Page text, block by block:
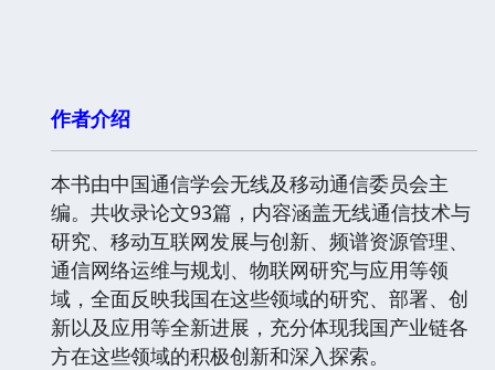
作者介绍
本书由中国通信学会无线及移动通信委员会主
编。共收录论文93篇，内容涵盖无线通信技术与
研究、移动互联网发展与创新、频谱资源管理、
通信网络运维与规划、物联网研究与应用等领
域，全面反映我国在这些领域的研究、部署、创
新以及应用等全新进展，充分体现我国产业链各
方在这些领域的积极创新和深入探索。